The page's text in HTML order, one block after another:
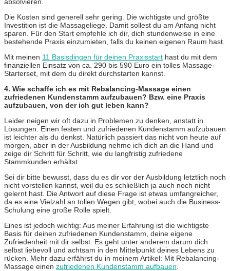
Die Kosten sind generell sehr gering. Die wichtigste und größte
Investition ist die Massageliege. Damit sollest du am Anfang nicht
sparen. Für den Start empfehle ich dir, dich stundenweise in eine
bestehende Praxis einzumieten, falls du keinen eigenen Raum hast.
Mit meinen 11 Basisdingen für deinen Praxisstart hast du mit dem
finanziellen Einsatz von ca. 290 bis 590 Euro ein tolles Massage-
Starterset, mit dem du direkt durchstarten kannst.
4. Wie schaffe ich es mit Rebalancing-Massage einen
zufriedenen Kundenstamm aufzubauen? Bzw. eine Praxis
aufzubauen, von der ich gut leben kann?
Leider neigen wir oft dazu in Problemen zu denken, anstatt in
Lösungen. Einen festen und zufriedenen Kundenstamm aufzubauen
ist leichter als du denkst. Natürlich passiert das nicht von heute auf
morgen, aber in der Ausbildung nehme ich dich an die Hand und
zeige dir Schritt für Schritt, wie du langfristig zufriedene
Stammkunden erhältst.
Sei dir bitte bewusst, dass du es dir vor der Ausbildung letztlich noch
nicht vorstellen kannst, weil du es schließlich ja auch noch nicht
gelernt hast. Die Antwort auf diese Frage ist etwas umfangreicher,
da es eine Vielzahl an tollen Wegen gibt, wobei auch die Business-
Schulung eine große Rolle spielt.
Eines ist jedoch wichtig: Aus meiner Erfahrung ist die wichtigste
Basis für deinen zufriedenen Kundenstamm, deine eigene
Zufriedenheit mit dir selbst. Es geht unter anderem darum dich
selbst liebevoll und achtsam in den Mittelpunkt deines Lebens zu
rücken. Mehr dazu erfährst du in meinem Artikel: Mit Rebalancing-
Massage einen zufriedenen Kundenstamm aufbauen